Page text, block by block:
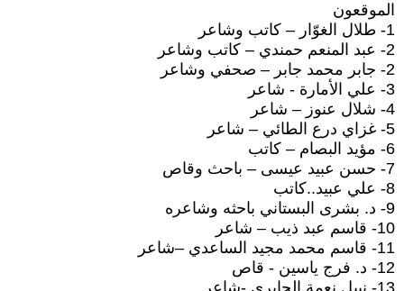
الموقعون
1- طلال الغوّار – كاتب وشاعر
2- عبد المنعم حمندي – كاتب وشاعر
2- جابر محمد جابر – صحفي وشاعر
3- علي الأمارة - شاعر
4- شلال عنوز – شاعر
5- غزاي درع الطائي – شاعر
6- مؤيد البصام – كاتب
7- حسن عبيد عيسى – باحث وقاص
8- علي عبيد..كاتب
9- د. بشرى البستاني باحثه وشاعره
10- قاسم عبد ذيب – شاعر
11- قاسم محمد مجيد الساعدي –شاعر
12- د. فرج ياسين - قاص